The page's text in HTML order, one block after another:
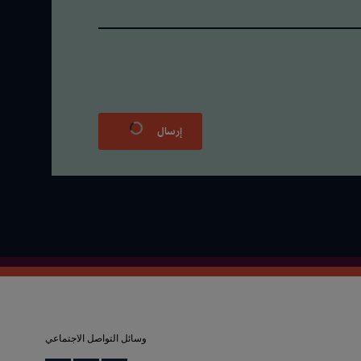
إرسال
وسائل التواصل الاجتماعي